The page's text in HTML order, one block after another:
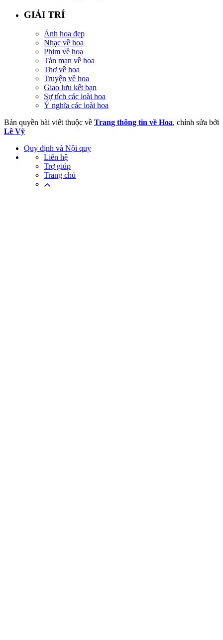
GIẢI TRÍ
Ảnh hoa đẹp
Nhạc về hoa
Phim về hoa
Tản mạn về hoa
Thơ về hoa
Truyện về hoa
Giao lưu kết bạn
Sự tích các loài hoa
Ý nghĩa các loài hoa
Bản quyền bài viết thuộc về Trang thông tin về Hoa, chỉnh sửa bởi
Lê Vỹ
Quy định và Nội quy
Liên hệ
Trợ giúp
Trang chủ